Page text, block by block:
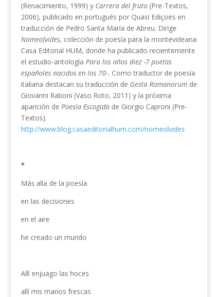
(Renacimiento, 1999) y Carrera del fruto(Pre-Textos,
2006), publicado en portugués por Quasi Ediçoes en
traducción de Pedro Santa María de Abreu. Dirige
Nomeolvides, colección de poesía para la montevideana
Casa Editorial HUM, donde ha publicado recientemente
el estudio-antología Para los años diez -7 poetas
españoles nacidos en los 70-. Como traductor de poesía
italiana destacan su traducción de Gesta Romanorumde
Giovanni Raboni (Vaso Roto, 2011) y la próxima
aparición de Poesía Escogidade Giorgio Caproni (Pre-
Textos).
http://www.blog.casaeditorialhum.com/nomeolvides
*
Más alla de la poesía
en las decisiones
en el aire
he creado un mundo
Allí enjuago las hoces
allí mis manos frescas